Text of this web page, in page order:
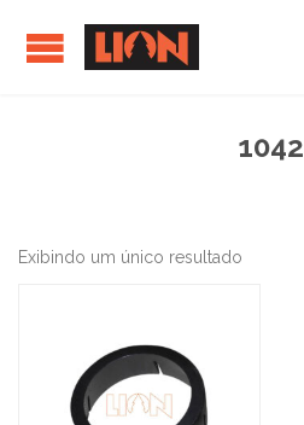
1042
Exibindo um único resultado